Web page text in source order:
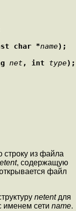
char *name);
net, int type);
строку из файла
, содержащую
файл
netentдля
именем сети name.